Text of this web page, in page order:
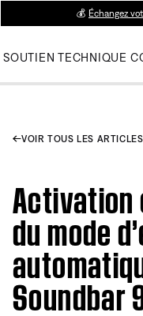
💰 Échangez
SOUTIEN TECHNIQUE
VOIR TOUS LES ARTICLES
Activation
du mode
Soundbar